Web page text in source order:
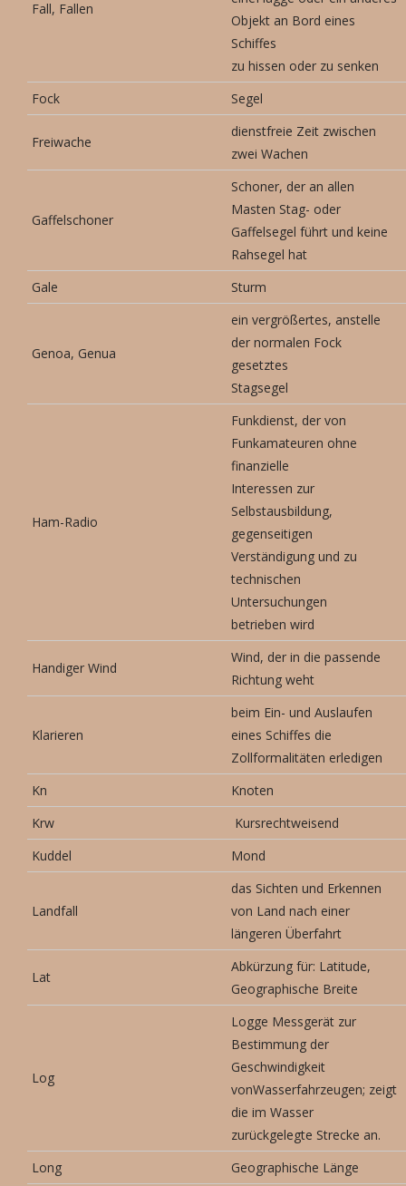
Fall, Fallen
Objekt an Bord eines
Schiffes
zu hissen oder zu senken
Fock
Segel
Freiwache
dienstfreie Zeit zwischen
zwei Wachen
Gaffelschoner
Schoner, der an allen
Masten Stag- oder
Gaffelsegel führt und keine
Rahsegel hat
Gale
Sturm
Genoa, Genua
ein vergrößertes, anstelle
der normalen Fock
gesetztes
Stagsegel
Ham-Radio
Funkdienst, der von
Funkamateuren ohne
finanzielle
Interessen zur
Selbstausbildung,
gegenseitigen
Verständigung und zu
technischen
Untersuchungen
betrieben wird
Handiger Wind
Wind, der in die passende
Richtung weht
Klarieren
beim Ein- und Auslaufen
eines Schiffes die
Zollformalitäten erledigen
Kn
Knoten
Krw
Kursrechtweisend
Kuddel
Mond
Landfall
das Sichten und Erkennen
von Land nach einer
längeren Überfahrt
Lat
Abkürzung für: Latitude,
Geographische Breite
Log
Logge Messgerät zur
Bestimmung der
Geschwindigkeit
vonWasserfahrzeugen; zeigt
die im Wasser
zurückgelegte Strecke an.
Long
Geographische Länge